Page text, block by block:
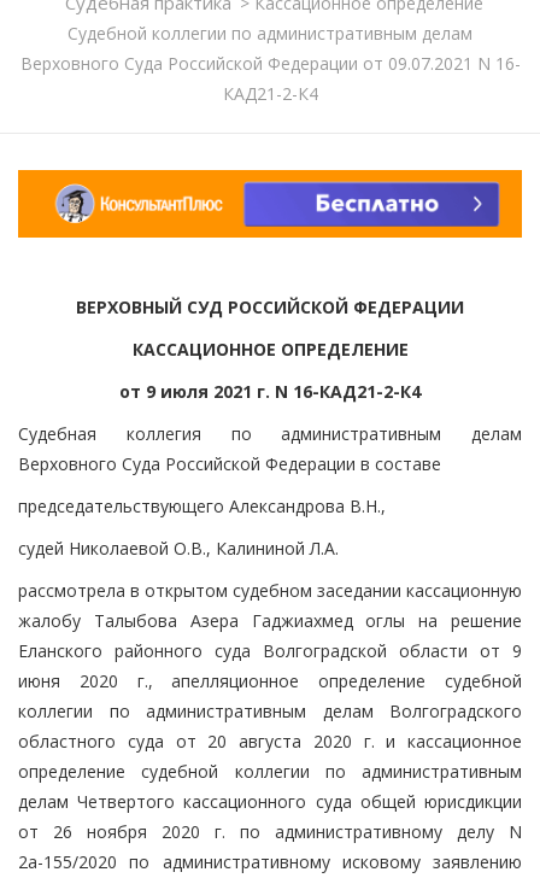
Судебной коллегии по административным делам
Верховного Суда Российской Федерации от 09.07.2021 N 16-
КАД21-2-К4
ВЕРХОВНЫЙ СУД РОССИЙСКОЙ ФЕДЕРАЦИИ
КАССАЦИОННОЕ ОПРЕДЕЛЕНИЕ
от 9 июля 2021 г. N 16-КАД21-2-К4
Судебная коллегия по административным делам
Верховного Суда Российской Федерации в составе
председательствующего Александрова В.Н.,
судей Николаевой О.В., Калининой Л.А.
рассмотрела в открытом судебном заседании кассационную
жалобу Талыбова Азера Гаджиахмед оглы на решение
Еланского районного суда Волгоградской области от 9
июня 2020 г., апелляционное определение судебной
коллегии по административным делам Волгоградского
областного суда от 20 августа 2020 г. и кассационное
определение судебной коллегии по административным
делам Четвертого кассационного суда общей юрисдикции
от 26 ноября 2020 г. по административному делу N
2а-155/2020 по административному исковому заявлению